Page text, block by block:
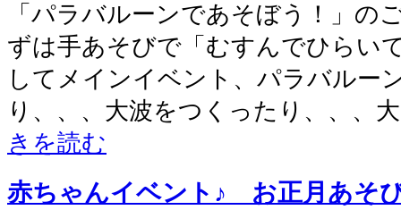
「パラバルーンであそぼう！」の
ずは手あそびで「むすんでひらい
してメインイベント、パラバルー
り、、、大波をつくったり、、、
きを読む
赤ちゃんイベント♪ お正月あそ